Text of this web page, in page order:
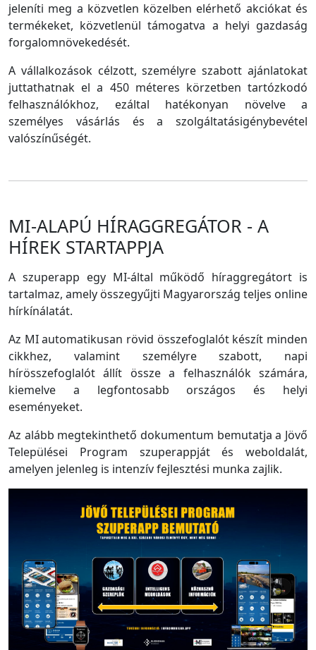
jeleníti meg a közvetlen közelben elérhető akciókat és
termékeket, közvetlenül támogatva a helyi gazdaság
forgalomnövekedését.
A vállalkozások célzott, személyre szabott ajánlatokat
juttathatnak el a 450 méteres körzetben tartózkodó
felhasználókhoz, ezáltal hatékonyan növelve a
személyes vásárlás és a szolgáltatásigénybevétel
valószínűségét.
MI-ALAPÚ HÍRAGGREGÁTOR - A
HÍREK STARTAPPJA
A szuperapp egy MI-által működő híraggregátort is
tartalmaz, amely összegyűjti Magyarország teljes online
hírkínálatát.
Az MI automatikusan rövid összefoglalót készít minden
cikkhez, valamint személyre szabott, napi
hírösszefoglalót állít össze a felhasználók számára,
kiemelve a legfontosabb országos és helyi
eseményeket.
Az alább megtekinthető dokumentum bemutatja a Jövő
Települései Program szuperappját és weboldalát,
amelyen jelenleg is intenzív fejlesztési munka zajlik.